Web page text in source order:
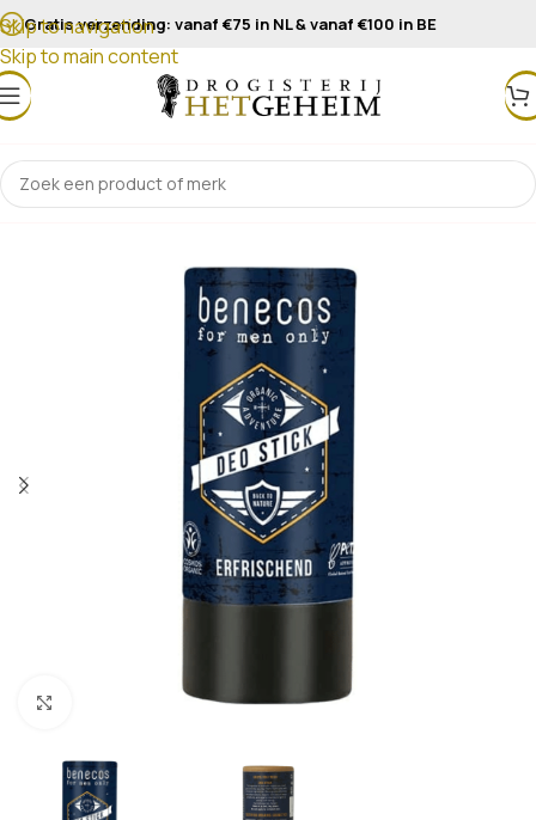
Skip to navigation
Skip to main content
Gratis verzending: vanaf €75 in NL & vanaf €100 in BE
Klik om te vergroten